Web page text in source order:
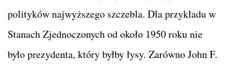
polityków najwyższego szczebla. Dla przykładu w
Stanach Zjednoczonych od około 1950 roku nie
było prezydenta, który byłby łysy. Zarówno John F.